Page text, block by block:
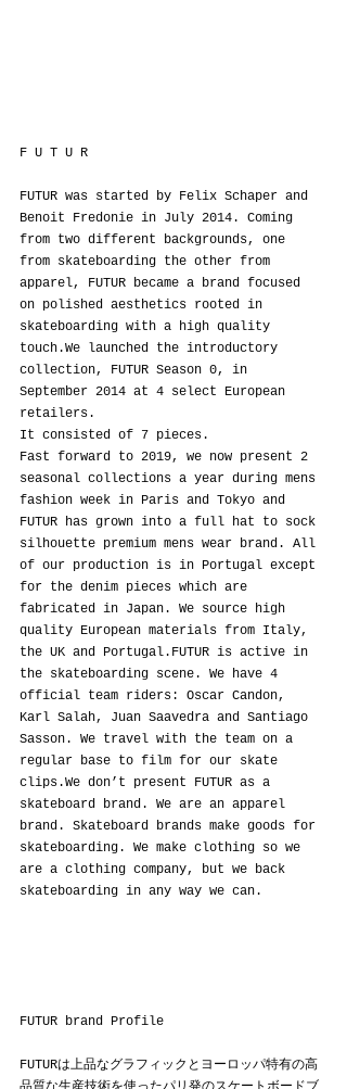
F U T U R
FUTUR was started by Felix Schaper and
Benoit Fredonie in July 2014. Coming
from two different backgrounds, one
from skateboarding the other from
apparel, FUTUR became a brand focused
on polished aesthetics rooted in
skateboarding with a high quality
touch.We launched the introductory
collection, FUTUR Season 0, in
September 2014 at 4 select European
retailers.
It consisted of 7 pieces.
Fast forward to 2019, we now present 2
seasonal collections a year during mens
fashion week in Paris and Tokyo and
FUTUR has grown into a full hat to sock
silhouette premium mens wear brand. All
of our production is in Portugal except
for the denim pieces which are
fabricated in Japan. We source high
quality European materials from Italy,
the UK and Portugal.FUTUR is active in
the skateboarding scene. We have 4
official team riders: Oscar Candon,
Karl Salah, Juan Saavedra and Santiago
Sasson. We travel with the team on a
regular base to film for our skate
clips.We don’t present FUTUR as a
skateboard brand. We are an apparel
brand. Skateboard brands make goods for
skateboarding. We make clothing so we
are a clothing company, but we back
skateboarding in any way we can.
FUTUR brand Profile
FUTURは上品なグラフィックとヨーロッパ特有の高